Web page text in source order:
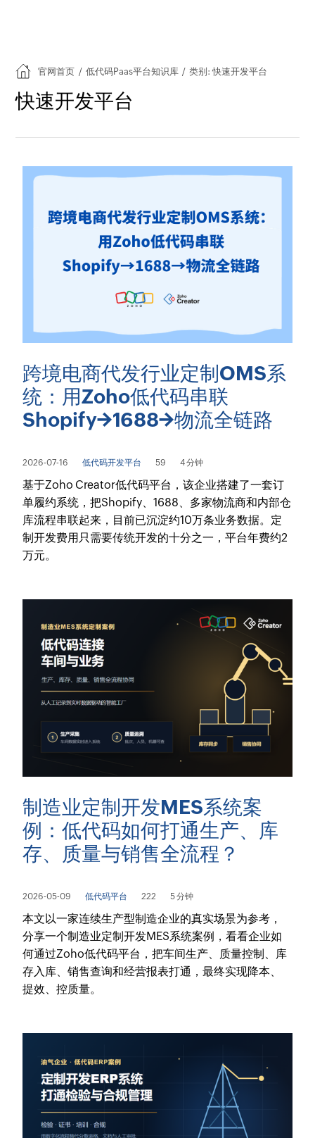
官网首页 / 低代码Paas平台知识库 / 类别: 快速开发平台
快速开发平台
跨境电商代发行业定制OMS系
统：用Zoho低代码串联
Shopify→1688→物流全链路
2026-07-16 低代码开发平台 59 4 分钟
基于Zoho Creator低代码平台，该企业搭建了一套订
单履约系统，把Shopify、1688、多家物流商和内部仓
库流程串联起来，目前已沉淀约10万条业务数据。定
制开发费用只需要传统开发的十分之一，平台年费约2
万元。
制造业定制开发MES系统案
例：低代码如何打通生产、库
存、质量与销售全流程？
2026-05-09 低代码平台 222 5 分钟
本文以一家连续生产型制造企业的真实场景为参考，
分享一个制造业定制开发MES系统案例，看看企业如
何通过Zoho低代码平台，把车间生产、质量控制、库
存入库、销售查询和经营报表打通，最终实现降本、
提效、控质量。